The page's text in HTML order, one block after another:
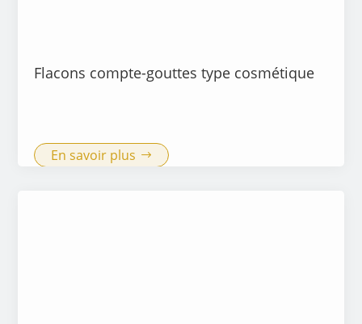
Flacons compte-gouttes type cosmétique
En savoir plus